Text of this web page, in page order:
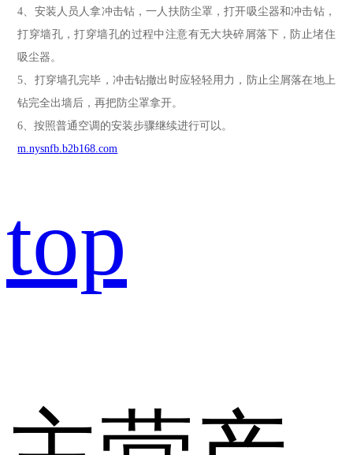
4、安装人员人拿冲击钻，一人扶防尘罩，打开吸尘器和冲击钻，
打穿墙孔，打穿墙孔的过程中注意有无大块碎屑落下，防止堵住
吸尘器。
5、打穿墙孔完毕，冲击钻撤出时应轻轻用力，防止尘屑落在地上
钻完全出墙后，再把防尘罩拿开。
6、按照普通空调的安装步骤继续进行可以。
m.nysnfb.b2b168.com
top